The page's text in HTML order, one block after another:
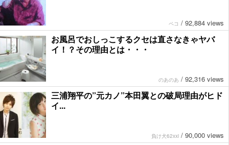
ペコ / 92,884 views
お風呂でおしっこするクセは直さなきゃヤバ
イ！？その理由とは・・・
のあのあ / 92,316 views
三浦翔平の”元カノ”本田翼との破局理由がヒド
イ...
負け犬62xxi / 90,000 views